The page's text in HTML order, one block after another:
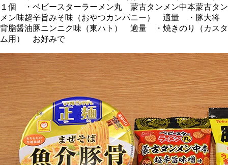
１個 ・ベビースターラーメン丸 蒙古タンメン中本蒙古タン
メン味超辛旨みそ味（おやつカンパニー） 適量 ・豚大将
背脂醤油豚ニンニク味（東ハト） 適量 ・焼きのり（カスタ
ム用） お好みで